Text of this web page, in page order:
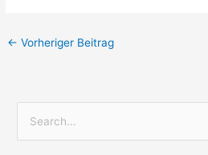
← Vorheriger Beitrag